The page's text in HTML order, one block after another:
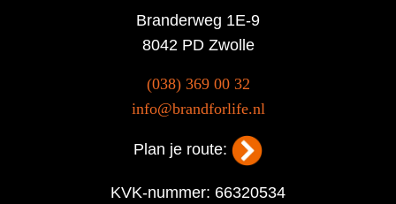
Branderweg 1E-9
8042 PD Zwolle
(038) 369 00 32
info@brandforlife.nl
Plan je route:
KVK-nummer: 66320534